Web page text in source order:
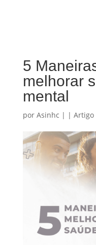
5
melhorar
mental
por Asinhc | | Artigo